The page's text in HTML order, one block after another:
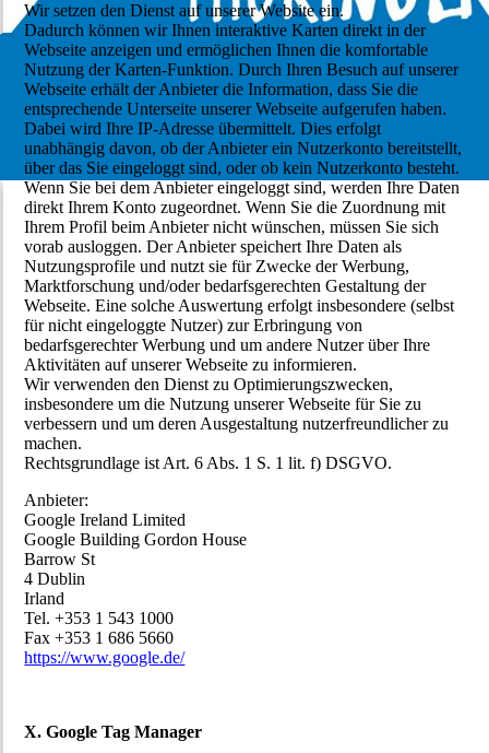
Wir setzen den Dienst auf unserer Website ein.
Dadurch können wir Ihnen interaktive Karten direkt in der
Webseite anzeigen und ermöglichen Ihnen die komfortable
Nutzung der Karten-Funktion. Durch Ihren Besuch auf unserer
Webseite erhält der Anbieter die Information, dass Sie die
entsprechende Unterseite unserer Webseite aufgerufen haben.
Dabei wird Ihre IP-Adresse übermittelt. Dies erfolgt
unabhängig davon, ob der Anbieter ein Nutzerkonto bereitstellt,
über das Sie eingeloggt sind, oder ob kein Nutzerkonto besteht.
Wenn Sie bei dem Anbieter eingeloggt sind, werden Ihre Daten
direkt Ihrem Konto zugeordnet. Wenn Sie die Zuordnung mit
Ihrem Profil beim Anbieter nicht wünschen, müssen Sie sich
vorab ausloggen. Der Anbieter speichert Ihre Daten als
Nutzungsprofile und nutzt sie für Zwecke der Werbung,
Marktforschung und/oder bedarfsgerechten Gestaltung der
Webseite. Eine solche Auswertung erfolgt insbesondere (selbst
für nicht eingeloggte Nutzer) zur Erbringung von
bedarfsgerechter Werbung und um andere Nutzer über Ihre
Aktivitäten auf unserer Webseite zu informieren.
Wir verwenden den Dienst zu Optimierungszwecken,
insbesondere um die Nutzung unserer Webseite für Sie zu
verbessern und um deren Ausgestaltung nutzerfreundlicher zu
machen.
Rechtsgrundlage ist Art. 6 Abs. 1 S. 1 lit. f) DSGVO.
Anbieter:
Google Ireland Limited
Google Building Gordon House
Barrow St
4 Dublin
Irland
Tel. +353 1 543 1000
Fax +353 1 686 5660
https://www.google.de/
X. Google Tag Manager